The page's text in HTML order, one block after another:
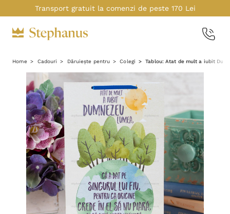
Transport gratuit la comenzi de peste 170 Lei
Home Cadouri Dăruiește pentru Colegi Tablou: Atat de mult a iubit